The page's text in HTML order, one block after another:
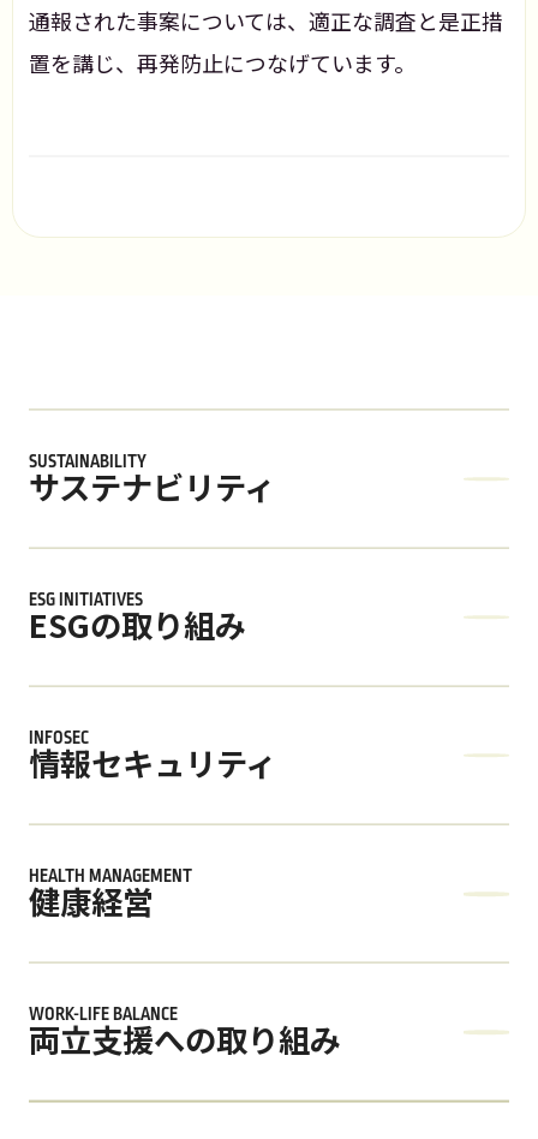
通報された事案については、適正な調査と是正措
置を講じ、再発防止につなげています。
SUSTAINABILITY
サステナビリティ
ESG INITIATIVES
ESGの取り組み
INFOSEC
情報セキュリティ
HEALTH MANAGEMENT
健康経営
WORK-LIFE BALANCE
両立支援への取り組み